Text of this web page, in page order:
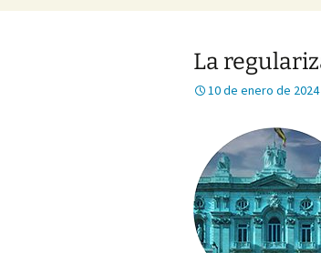
La
10 de enero de 2024